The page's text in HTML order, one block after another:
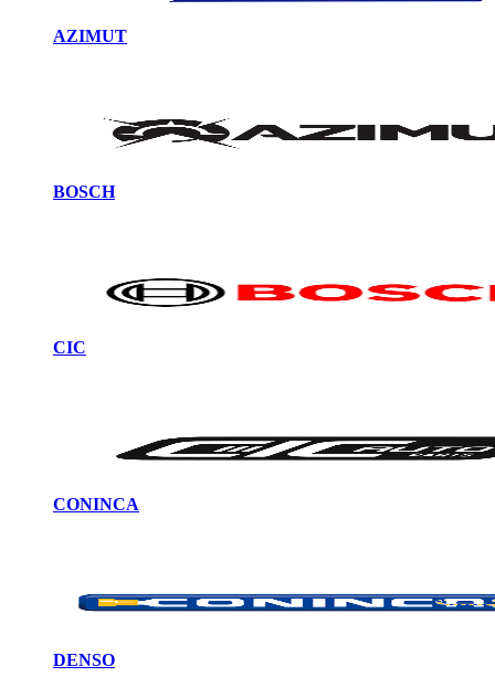
AZIMUT
BOSCH
CIC
CONINCA
DENSO